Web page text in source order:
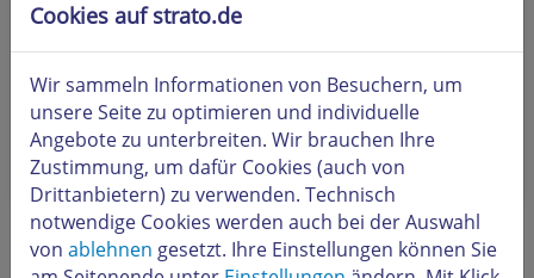
Wo finde ich eine Anleitung bzw. Hilfe zur Nutzung
des STRATO Webshops?
Ihr Webshop bei eBay
Was ist etracker und wie kann ich diesen Dienst
bestellen?
Cookies auf strato.de
Wir sammeln Informationen von Besuchern, um
unsere Seite zu optimieren und individuelle
Angebote zu unterbreiten. Wir brauchen Ihre
Zustimmung, um dafür Cookies (auch von
Drittanbietern) zu verwenden. Technisch
notwendige Cookies werden auch bei der Auswahl
von ablehnen gesetzt. Ihre Einstellungen können Sie